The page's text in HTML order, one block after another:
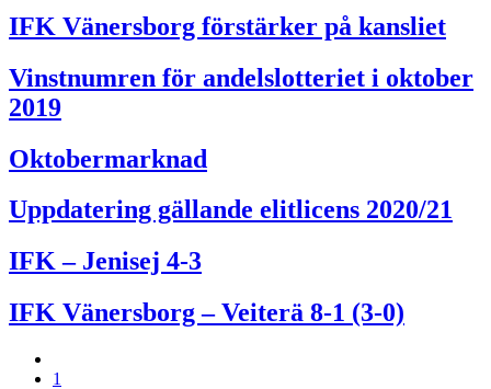
IFK Vänersborg förstärker på kansliet
Vinstnumren för andelslotteriet i oktober
2019
Oktobermarknad
Uppdatering gällande elitlicens 2020/21
IFK – Jenisej 4-3
IFK Vänersborg – Veiterä 8-1 (3-0)
1